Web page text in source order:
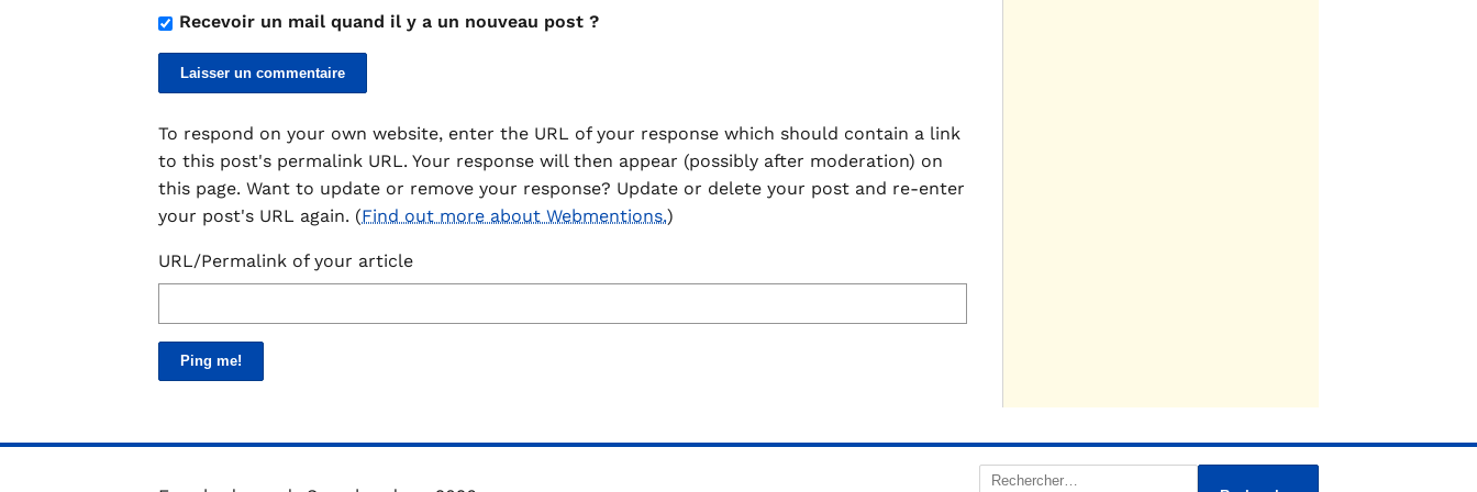
Recevoir un mail quand il y a un nouveau post ?
To respond on your own website, enter the URL of your response which should contain a link
to this post's permalink URL. Your response will then appear (possibly after moderation) on
this page. Want to update or remove your response? Update or delete your post and re-enter
your post's URL again. (Find out more about Webmentions.)
URL/Permalink of your article
Rechercher :